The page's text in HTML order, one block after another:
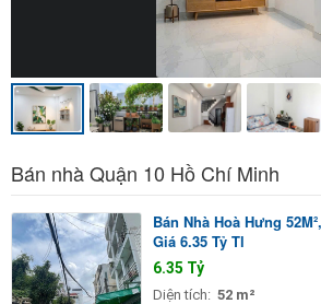
Bán nhà Quận 10 Hồ Chí Minh
Bán Nhà Hoà Hưng
Giá 6.35 Tỷ Tl
6.35 Tỷ
Diện tích: 52 m²